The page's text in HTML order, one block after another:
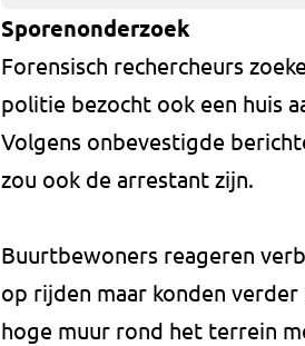
Sporenonderzoek
Forensisch rechercheurs
politie bezocht ook een huis
Volgens onbevestigde
zou ook de arrestant zijn.
Buurtbewoners reageren
op rijden maar konden
hoge muur rond het terrein